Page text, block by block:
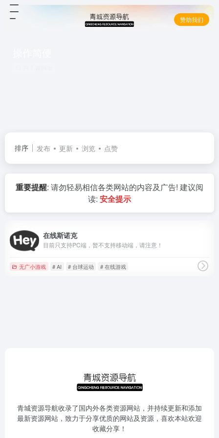
赞助我们
排序 发布 更新 浏览 点赞
重要提醒: 请勿轻易相信各类网站的内容及广告! 建议阅
读: 安全提示
在线斯诺克
目前只支持PC端，暂不支持移动端，请注意！
无广小游戏 # AI # 台球运动 # 在线游戏
青城资源导航收录了国内外各类资源网站，并持续更新和添加
最新资源网站，致力于分享优质的网站及资源，喜欢本站欢迎
收藏分享！